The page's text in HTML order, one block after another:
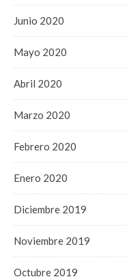
Junio 2020
Mayo 2020
Abril 2020
Marzo 2020
Febrero 2020
Enero 2020
Diciembre 2019
Noviembre 2019
Octubre 2019